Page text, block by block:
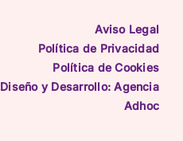
Aviso Legal
Política de Privacidad
Política de Cookies
Diseño y Desarrollo: Agencia
Adhoc